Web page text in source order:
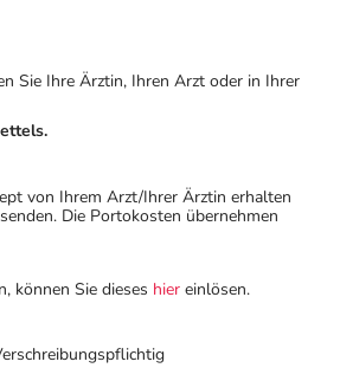
Sie Ihre Ärztin, Ihren Arzt oder in Ihrer
von Ihrem Arzt/Ihrer Ärztin erhalten
Die Portokosten übernehmen
können Sie dieses hier einlösen.